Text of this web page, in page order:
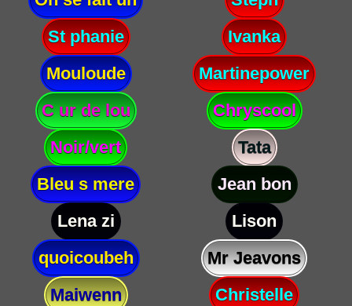
St phanie
Ivanka
Mouloude
Martinepower
C ur de lou
Chryscool
Noir/vert
Tata
Bleu s mere
Jean bon
Lena zi
Lison
quoicoubeh
Mr Jeavons
Maiwenn
Christelle